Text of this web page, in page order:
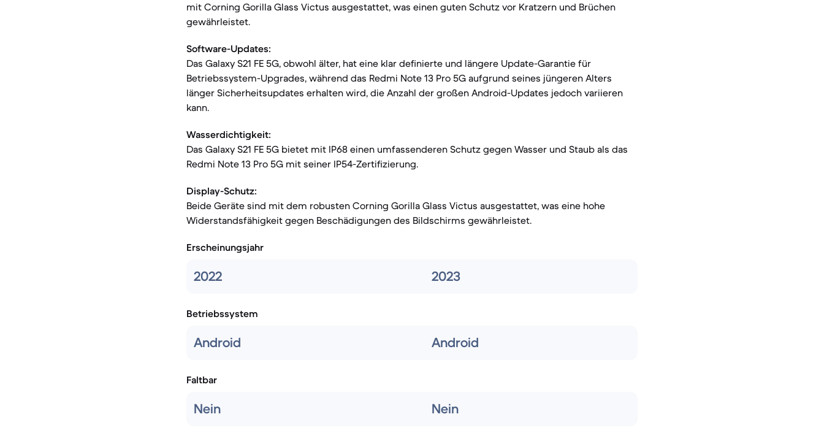
mit Corning Gorilla Glass Victus ausgestattet, was einen guten Schutz vor Kratzern und Brüchen
gewährleistet.
Software-Updates:
Das Galaxy S21 FE 5G, obwohl älter, hat eine klar definierte und längere Update-Garantie für
Betriebssystem-Upgrades, während das Redmi Note 13 Pro 5G aufgrund seines jüngeren Alters
länger Sicherheitsupdates erhalten wird, die Anzahl der großen Android-Updates jedoch variieren
kann.
Wasserdichtigkeit:
Das Galaxy S21 FE 5G bietet mit IP68 einen umfassenderen Schutz gegen Wasser und Staub als das
Redmi Note 13 Pro 5G mit seiner IP54-Zertifizierung.
Display-Schutz:
Beide Geräte sind mit dem robusten Corning Gorilla Glass Victus ausgestattet, was eine hohe
Widerstandsfähigkeit gegen Beschädigungen des Bildschirms gewährleistet.
Erscheinungsjahr
2022 2023
Betriebssystem
Android Android
Faltbar
Nein Nein